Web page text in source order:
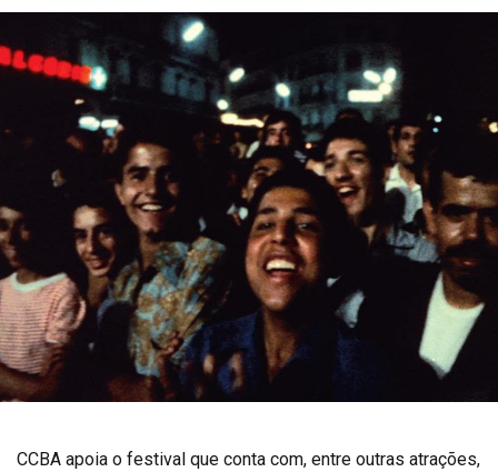
CCBA apoia o festival que conta com, entre outras atrações,